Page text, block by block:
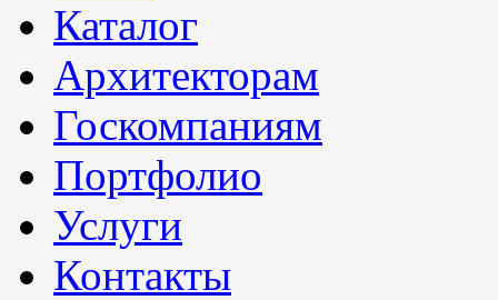
Каталог
Архитекторам
Госкомпаниям
Портфолио
Услуги
Контакты